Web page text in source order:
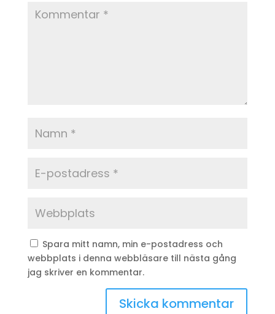
Spara mitt namn, min e-postadress och
webbplats i denna webbläsare till nästa gång
jag skriver en kommentar.